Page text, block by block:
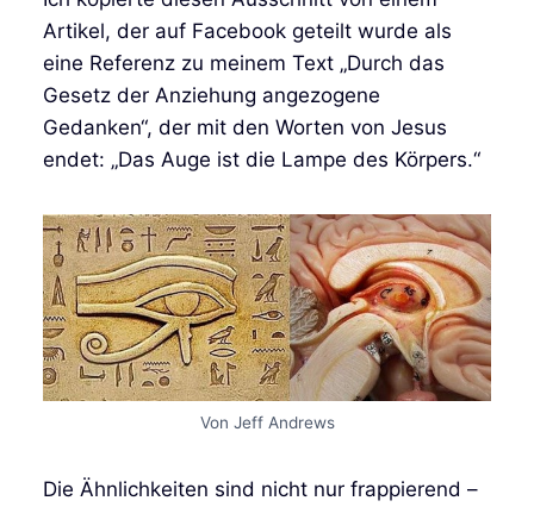
Artikel, der auf Facebook geteilt wurde als
eine Referenz zu meinem Text „Durch das
Gesetz der Anziehung angezogene
Gedanken“, der mit den Worten von Jesus
endet: „Das Auge ist die Lampe des Körpers.“
Von Jeff Andrews
Die Ähnlichkeiten sind nicht nur frappierend –